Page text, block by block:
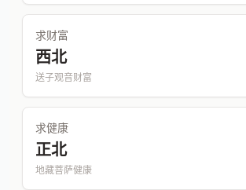
求财富
西北
送子观音财富
求健康
正北
地藏菩萨健康